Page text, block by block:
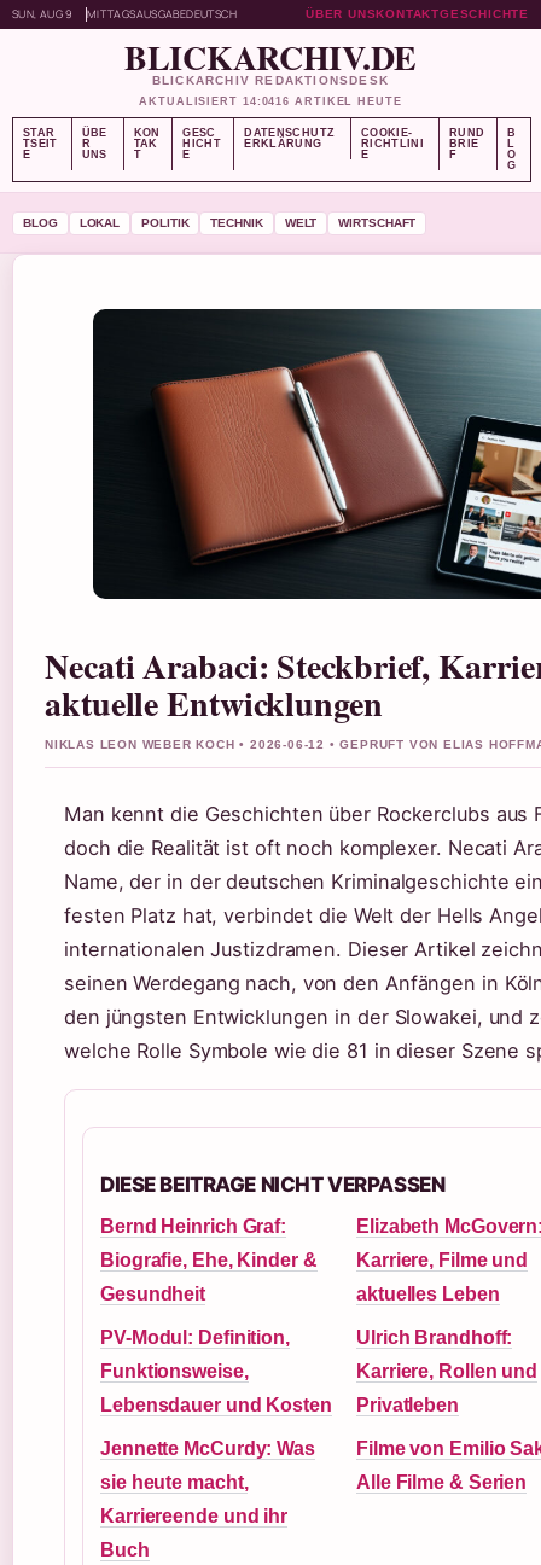
SUN, AUG 9 MITTAGSAUSGABEDEUTSCH ÜBER UNSKONTAKTGESCHICHTE
BLICKARCHIV.DE
BLICKARCHIV REDAKTIONSDESK
AKTUALISIERT 14:0416 ARTIKEL HEUTE
STAR
TSEIT
E
ÜBE
R
UNS
KON
TAK
T
GESC
HICHT
E
DATENSCHUTZ
ERKLÄRUNG
COOKIE-
RICHTLINI
E
RUND
BRIE
F
B
L
O
G
BLOG LOKAL POLITIK TECHNIK WELT WIRTSCHAFT
Necati Arabaci: Steckbrief,
aktuelle Entwicklungen
NIKLAS LEON WEBER KOCH • 2026-06-12 • GEPRUFT VON ELIAS
Man kennt die Geschichten über Rockerclubs aus
doch die Realität ist oft noch komplexer. Necati
Name, der in der deutschen Kriminalgeschichte
festen Platz hat, verbindet die Welt der Hells
internationalen Justizdramen. Dieser Artikel
seinen Werdegang nach, von den Anfängen in
den jüngsten Entwicklungen in der Slowakei, und
welche Rolle Symbole wie die 81 in dieser Szene
DIESE BEITRAGE NICHT VERPASSEN
Bernd Heinrich Graf:
Biografie, Ehe, Kinder &
Gesundheit
Elizabeth
Karriere, Filme und
aktuelles Leben
PV-Modul: Definition,
Funktionsweise,
Lebensdauer und Kosten
Ulrich Brandhoff:
Karriere, Rollen und
Privatleben
Jennette McCurdy: Was
sie heute macht,
Karriereende und ihr
Buch
Filme von Emilio
Alle Filme & Serien